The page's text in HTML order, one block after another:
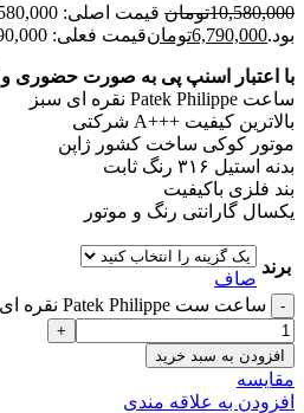
10,580,000تومان
بود.6,790,000تومانقیمت فعلی: 6,790,000تومان.
با اعتبار اسنپ پی به صورت حضوری و
ساعت Patek Philippe نقره ای سبز
بالاترین کیفیت +++A شرکتی
موتور کوکی ساخت کشور ژاپن
بدنه استیل ۳۱۶ رنگ ثابت
بند فلزی باکیفیت
یکسال گارانتی رنگ و موتور
برند
صاف
ساعت ست Patek Philippe نقره ای سبز عدد
افزودن به سبد خرید
مقايسه
افزودن به علاقه مندی